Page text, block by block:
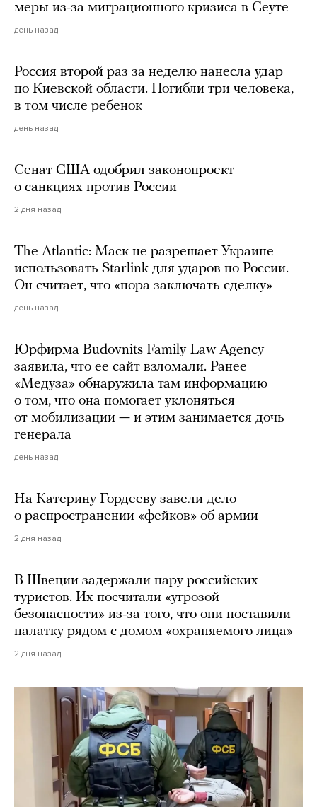
меры из-за миграционного кризиса в Сеуте
день назад
Россия второй раз за неделю нанесла удар
по Киевской области. Погибли три человека,
в том числе ребенок
день назад
Сенат США одобрил законопроект
о санкциях против России
2 дня назад
The Atlantic: Маск не разрешает Украине
использовать Starlink для ударов по России.
Он считает, что «пора заключать сделку»
день назад
Юрфирма Budovnits Family Law Agency
заявила, что ее сайт взломали. Ранее
«Медуза» обнаружила там информацию
о том, что она помогает уклоняться
от мобилизации — и этим занимается дочь
генерала
день назад
На Катерину Гордееву завели дело
о распространении «фейков» об армии
2 дня назад
В Швеции задержали пару российских
туристов. Их посчитали «угрозой
безопасности» из-за того, что они поставили
палатку рядом с домом «охраняемого лица»
2 дня назад